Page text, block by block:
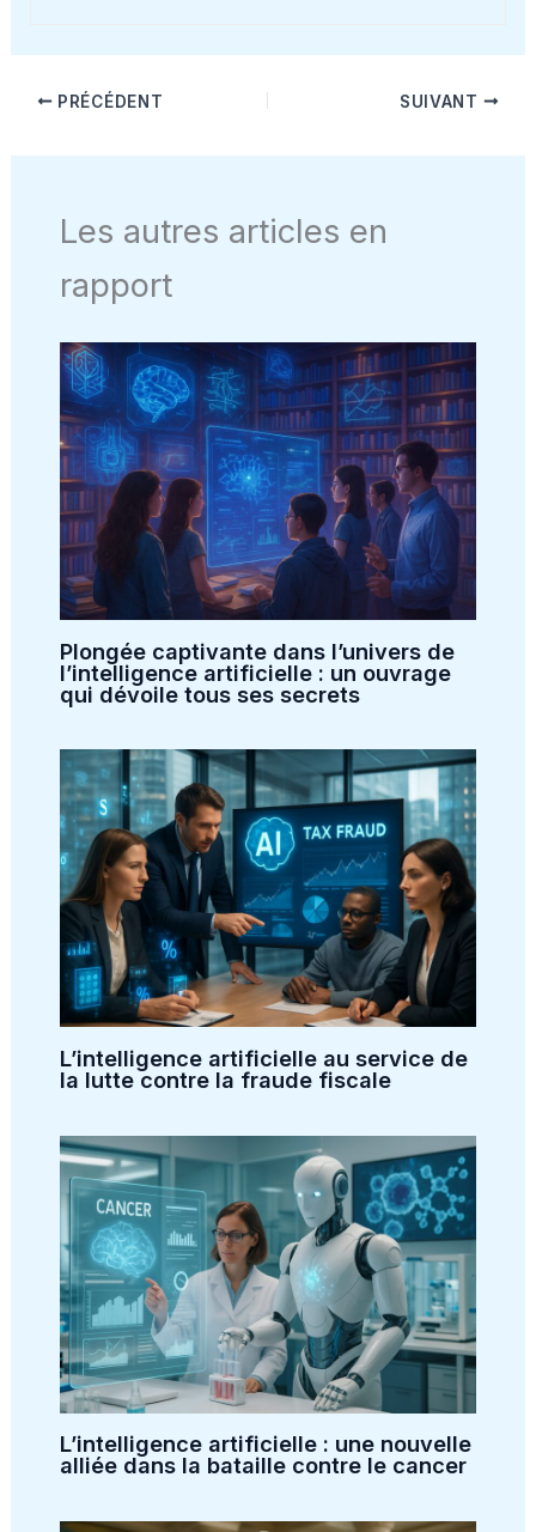
PRÉCÉDENT SUIVANT
Les autres articles en
rapport
Plongée captivante dans l’univers de
l’intelligence artificielle : un ouvrage
qui dévoile tous ses secrets
L’intelligence artificielle au service de
la lutte contre la fraude fiscale
L’intelligence artificielle : une nouvelle
alliée dans la bataille contre le cancer